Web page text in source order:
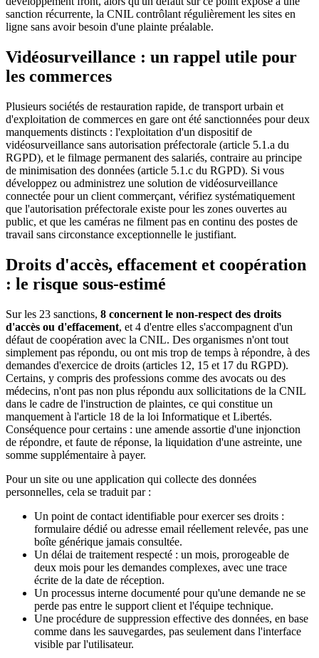
sanction récurrente, la CNIL contrôlant régulièrement les sites en
ligne sans avoir besoin d'une plainte préalable.
Vidéosurveillance : un rappel utile pour
les commerces
Plusieurs sociétés de restauration rapide, de transport urbain et
d'exploitation de commerces en gare ont été sanctionnées pour deux
manquements distincts : l'exploitation d'un dispositif de
vidéosurveillance sans autorisation préfectorale (article 5.1.a du
RGPD), et le filmage permanent des salariés, contraire au principe
de minimisation des données (article 5.1.c du RGPD). Si vous
développez ou administrez une solution de vidéosurveillance
connectée pour un client commerçant, vérifiez systématiquement
que l'autorisation préfectorale existe pour les zones ouvertes au
public, et que les caméras ne filment pas en continu des postes de
travail sans circonstance exceptionnelle le justifiant.
Droits d'accès, effacement et coopération
: le risque sous-estimé
Sur les 23 sanctions, 8 concernent le non-respect des droits
d'accès ou d'effacement, et 4 d'entre elles s'accompagnent d'un
défaut de coopération avec la CNIL. Des organismes n'ont tout
simplement pas répondu, ou ont mis trop de temps à répondre, à des
demandes d'exercice de droits (articles 12, 15 et 17 du RGPD).
Certains, y compris des professions comme des avocats ou des
médecins, n'ont pas non plus répondu aux sollicitations de la CNIL
dans le cadre de l'instruction de plaintes, ce qui constitue un
manquement à l'article 18 de la loi Informatique et Libertés.
Conséquence pour certains : une amende assortie d'une injonction
de répondre, et faute de réponse, la liquidation d'une astreinte, une
somme supplémentaire à payer.
Pour un site ou une application qui collecte des données
personnelles, cela se traduit par :
Un point de contact identifiable pour exercer ses droits :
formulaire dédié ou adresse email réellement relevée, pas une
boîte générique jamais consultée.
Un délai de traitement respecté : un mois, prorogeable de
deux mois pour les demandes complexes, avec une trace
écrite de la date de réception.
Un processus interne documenté pour qu'une demande ne se
perde pas entre le support client et l'équipe technique.
Une procédure de suppression effective des données, en base
comme dans les sauvegardes, pas seulement dans l'interface
visible par l'utilisateur.